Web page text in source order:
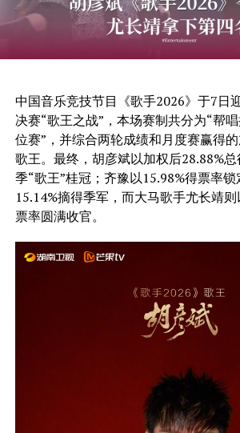
中国音乐竞技节目《歌手2026》于7日
决赛“歌王之战”，本场赛制共分为“帮
位赛”，并综合两轮成绩和月度赛赢得
歌王。最终，胡彦斌以加权后28.88%
季“歌王”桂冠；齐豫以15.98%得票率
15.14%摘得季军，而大马歌手尤长靖
票率圆满收官。